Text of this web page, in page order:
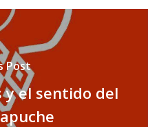
Post
y el sentido del